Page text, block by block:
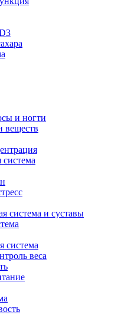
и ногти
веществ
система и суставы
система
веса